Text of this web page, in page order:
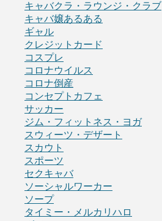
キャバクラ・ラウンジ・クラブ
キャバ嬢あるある
ギャル
クレジットカード
コスプレ
コロナウイルス
コロナ倒産
コンセプトカフェ
サッカー
ジム・フィットネス・ヨガ
スウィーツ・デザート
スカウト
スポーツ
セクキャバ
ソーシャルワーカー
ソープ
タイミー・メルカリハロ